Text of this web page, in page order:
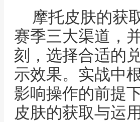
摩托皮肤的获
赛季三大渠道，
刻，选择合适的
示效果。实战中
影响操作的前提
皮肤的获取与运